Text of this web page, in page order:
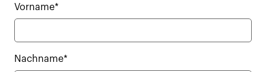
Vorname*
Nachname*